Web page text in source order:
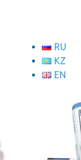
RU
KZ
EN